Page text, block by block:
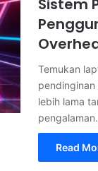
Sistem
Temukan
lebih lama
Read